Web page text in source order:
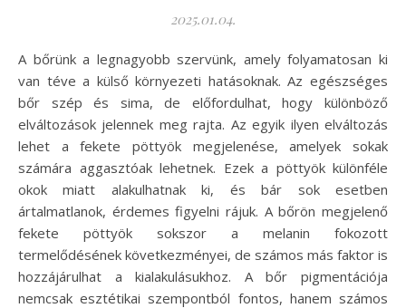
2025.01.04.
A bőrünk a legnagyobb szervünk, amely folyamatosan ki
van téve a külső környezeti hatásoknak. Az egészséges
bőr szép és sima, de előfordulhat, hogy különböző
elváltozások jelennek meg rajta. Az egyik ilyen elváltozás
lehet a fekete pöttyök megjelenése, amelyek sokak
számára aggasztóak lehetnek. Ezek a pöttyök különféle
okok miatt alakulhatnak ki, és bár sok esetben
ártalmatlanok, érdemes figyelni rájuk. A bőrön megjelenő
fekete pöttyök sokszor a melanin fokozott
termelődésének következményei, de számos más faktor is
hozzájárulhat a kialakulásukhoz. A bőr pigmentációja
nemcsak esztétikai szempontból fontos, hanem számos